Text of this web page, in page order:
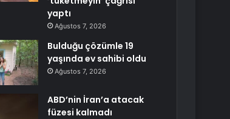
yaptı
Ağustos 7, 2026
Bulduğu çözümle 19
yaşında ev sahibi oldu
Ağustos 7, 2026
ABD’nin İran’a atacak
füzesi kalmadı